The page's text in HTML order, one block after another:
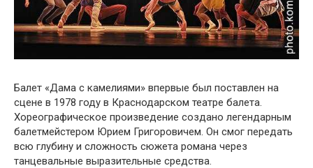
Балет «Дама с камелиями» впервые был поставлен на
сцене в 1978 году в Краснодарском театре балета.
Хореографическое произведение создано легендарным
балетмейстером Юрием Григоровичем. Он смог передать
всю глубину и сложность сюжета романа через
танцевальные выразительные средства.